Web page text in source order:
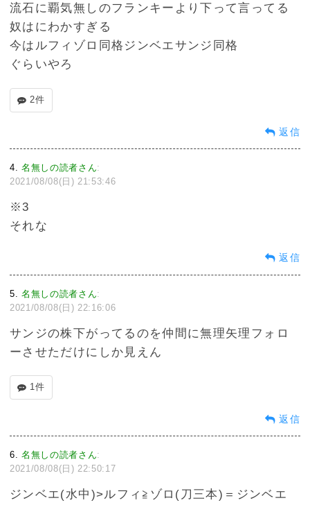
流石に覇気無しのフランキーより下って言ってる
奴はにわかすぎる
今はルフィゾロ同格ジンベエサンジ同格
ぐらいやろ
2件
返信
4 名無しの読者さん:
2021/08/08(日) 21:53:46
※3
それな
返信
5 名無しの読者さん:
2021/08/08(日) 22:16:06
サンジの株下がってるのを仲間に無理矢理フォロ
ーさせただけにしか見えん
1件
返信
6 名無しの読者さん:
2021/08/08(日) 22:50:17
ジンベエ(水中)>ルフィ≧ゾロ(刀三本)＝ジンベエ